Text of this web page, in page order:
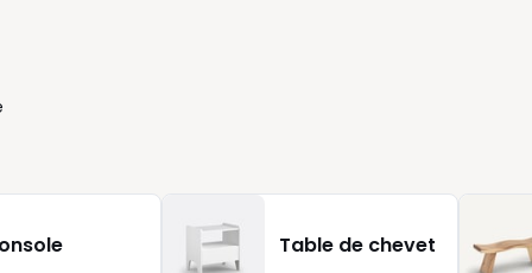
Table de chevet